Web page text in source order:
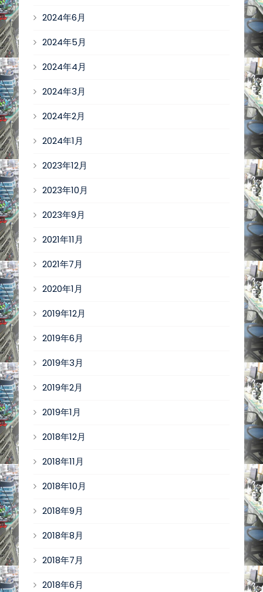
2024年6月
2024年5月
2024年4月
2024年3月
2024年2月
2024年1月
2023年12月
2023年10月
2023年9月
2021年11月
2021年7月
2020年1月
2019年12月
2019年6月
2019年3月
2019年2月
2019年1月
2018年12月
2018年11月
2018年10月
2018年9月
2018年8月
2018年7月
2018年6月